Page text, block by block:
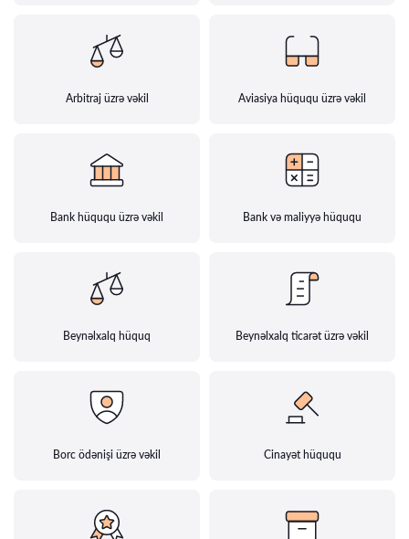
Arbitraj üzrə vəkil Aviasiya hüququ üzrə vəkil
Bank hüququ üzrə vəkil Bank və maliyyə hüququ
Beynəlxalq hüquq Beynəlxalq ticarət üzrə vəkil
Borc ödənişi üzrə vəkil Cinayət hüququ